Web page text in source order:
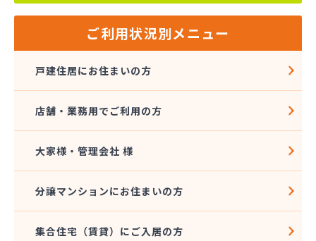
ご利用状況別メニュー
戸建住居にお住まいの方
店舗・業務用でご利用の方
大家様・管理会社 様
分譲マンションにお住まいの方
集合住宅（賃貸）にご入居の方